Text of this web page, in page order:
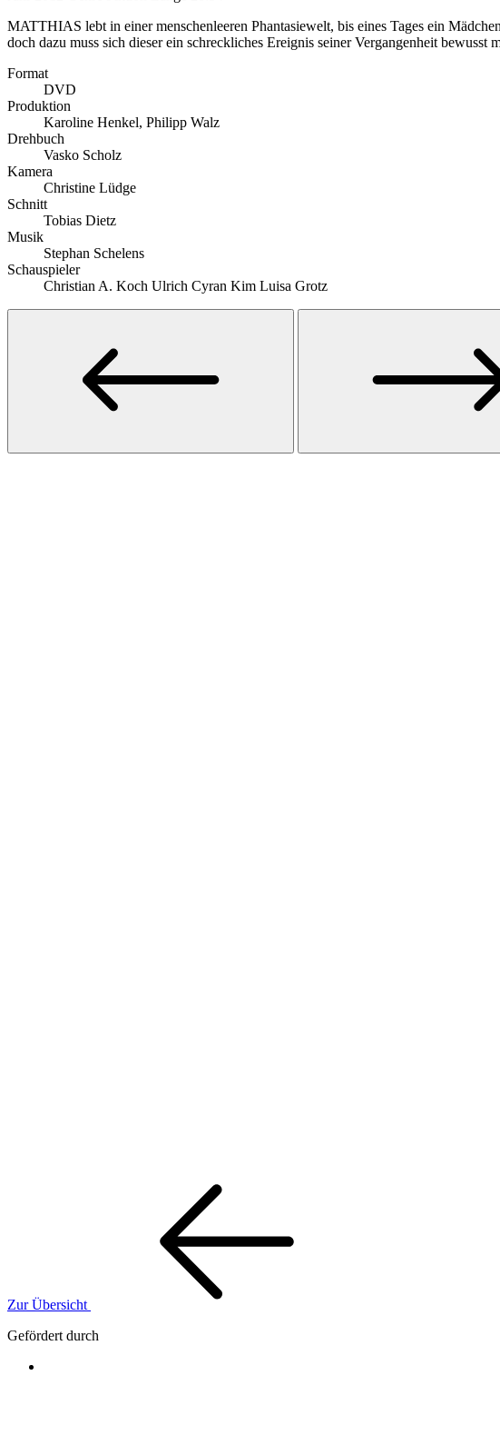
MATTHIAS lebt in einer menschenleeren Phantasiewelt, bis eines Tages ein
doch dazu muss sich dieser ein schreckliches Ereignis seiner Vergangenheit bewusst
Format
DVD
Produktion
Karoline Henkel, Philipp Walz
Drehbuch
Vasko Scholz
Kamera
Christine Lüdge
Schnitt
Tobias Dietz
Musik
Stephan Schelens
Schauspieler
Christian A. Koch Ulrich Cyran Kim Luisa Grotz
Zur Übersicht
Gefördert durch